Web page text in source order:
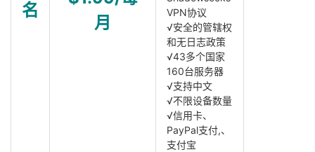
名
月
VPN协议
√安全的管辖权
和无日志政策
√43多个国家
160台服务器
√支持中文
√不限设备数量
√信用卡、
PayPal支付,、
支付宝